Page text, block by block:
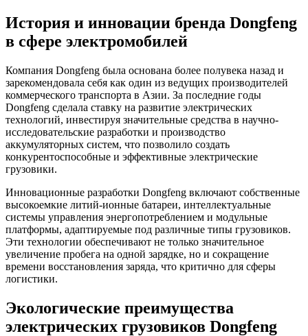
История и инновации бренда Dongfeng
в сфере электромобилей
Компания Dongfeng была основана более полувека назад и
зарекомендовала себя как один из ведущих производителей
коммерческого транспорта в Азии. За последние годы
Dongfeng сделала ставку на развитие электрических
технологий, инвестируя значительные средства в научно-
исследовательские разработки и производство
аккумуляторных систем, что позволило создать
конкурентоспособные и эффективные электрические
грузовики.
Инновационные разработки Dongfeng включают собственные
высокоемкие литий-ионные батареи, интеллектуальные
системы управления энергопотреблением и модульные
платформы, адаптируемые под различные типы грузовиков.
Эти технологии обеспечивают не только значительное
увеличение пробега на одной зарядке, но и сокращение
времени восстановления заряда, что критично для сферы
логистики.
Экологические преимущества
электрических грузовиков Dongfeng